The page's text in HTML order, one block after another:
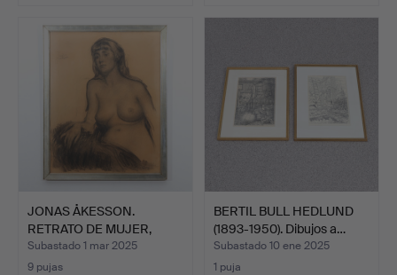
JONAS ÅKESSON.
RETRATO DE MUJER,
dibujo a …
Subastado 1 mar 2025
9 pujas
BERTIL BULL HEDLUND
(1893-1950). Dibujos a…
Subastado 10 ene 2025
1 puja